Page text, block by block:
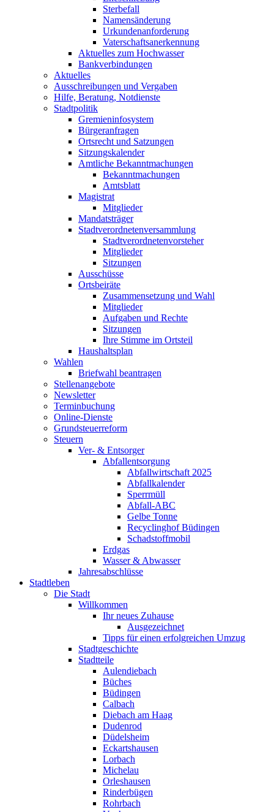
Sterbefall
Namensänderung
Urkundenanforderung
Vaterschaftsanerkennung
Aktuelles zum Hochwasser
Bankverbindungen
Aktuelles
Ausschreibungen und Vergaben
Hilfe, Beratung, Notdienste
Stadtpolitik
Gremieninfosystem
Bürgeranfragen
Ortsrecht und Satzungen
Sitzungskalender
Amtliche Bekanntmachungen
Bekanntmachungen
Amtsblatt
Magistrat
Mitglieder
Mandatsträger
Stadtverordnetenversammlung
Stadtverordnetenvorsteher
Mitglieder
Sitzungen
Ausschüsse
Ortsbeiräte
Zusammensetzung und Wahl
Mitglieder
Aufgaben und Rechte
Sitzungen
Ihre Stimme im Ortsteil
Haushaltsplan
Wahlen
Briefwahl beantragen
Stellenangebote
Newsletter
Terminbuchung
Online-Dienste
Grundsteuerreform
Steuern
Ver- & Entsorger
Abfallentsorgung
Abfallwirtschaft 2025
Abfallkalender
Sperrmüll
Abfall-ABC
Gelbe Tonne
Recyclinghof Büdingen
Schadstoffmobil
Erdgas
Wasser & Abwasser
Jahresabschlüsse
Stadtleben
Die Stadt
Willkommen
Ihr neues Zuhause
Ausgezeichnet
Tipps für einen erfolgreichen Umzug
Stadtgeschichte
Stadtteile
Aulendiebach
Büches
Büdingen
Calbach
Diebach am Haag
Dudenrod
Düdelsheim
Eckartshausen
Lorbach
Michelau
Orleshausen
Rinderbügen
Rohrbach